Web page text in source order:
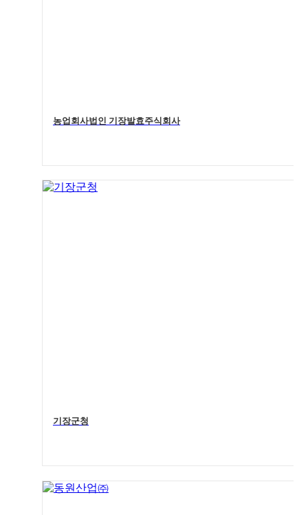
농업회사법인 기장발효주식회사
기장군청